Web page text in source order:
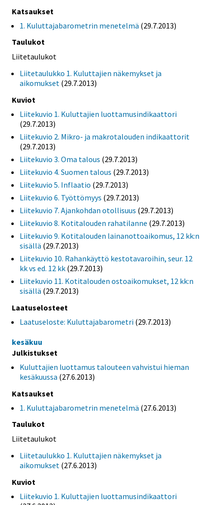
Katsaukset
1. Kuluttajabarometrin menetelmä (29.7.2013)
Taulukot
Liitetaulukot
Liitetaulukko 1. Kuluttajien näkemykset ja
aikomukset (29.7.2013)
Kuviot
Liitekuvio 1. Kuluttajien luottamusindikaattori
(29.7.2013)
Liitekuvio 2. Mikro- ja makrotalouden indikaattorit
(29.7.2013)
Liitekuvio 3. Oma talous (29.7.2013)
Liitekuvio 4. Suomen talous (29.7.2013)
Liitekuvio 5. Inflaatio (29.7.2013)
Liitekuvio 6. Työttömyys (29.7.2013)
Liitekuvio 7. Ajankohdan otollisuus (29.7.2013)
Liitekuvio 8. Kotitalouden rahatilanne (29.7.2013)
Liitekuvio 9. Kotitalouden lainanottoaikomus, 12 kk:n
sisällä (29.7.2013)
Liitekuvio 10. Rahankäyttö kestotavaroihin, seur. 12
kk vs ed. 12 kk (29.7.2013)
Liitekuvio 11. Kotitalouden ostoaikomukset, 12 kk:n
sisällä (29.7.2013)
Laatuselosteet
Laatuseloste: Kuluttajabarometri (29.7.2013)
kesäkuu
Julkistukset
Kuluttajien luottamus talouteen vahvistui hieman
kesäkuussa (27.6.2013)
Katsaukset
1. Kuluttajabarometrin menetelmä (27.6.2013)
Taulukot
Liitetaulukot
Liitetaulukko 1. Kuluttajien näkemykset ja
aikomukset (27.6.2013)
Kuviot
Liitekuvio 1. Kuluttajien luottamusindikaattori